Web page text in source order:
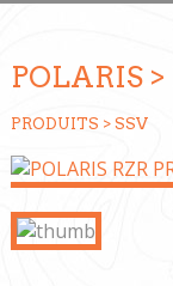
POLARIS >
PRODUITS > SSV